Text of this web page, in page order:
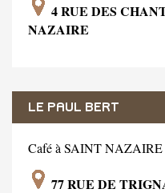
4 RUE DES
NAZAIRE
LE PAUL BERT
Café à SAINT NAZAIRE
77 RUE DE